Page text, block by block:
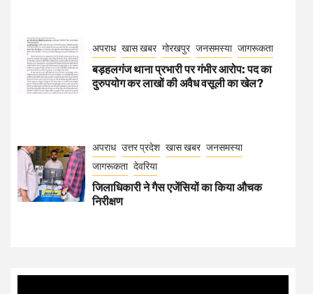
अपराध खास खबर गोरखपुर जनसमस्या जागरूकता
बड़हलगंज थाना प्रभारी पर गंभीर आरोप: पद का
दुरुपयोग कर लाखों की अवैध वसूली का खेल?
अपराध उत्तर प्रदेश खास खबर जनसमस्या
जागरूकता देवरिया
जिलाधिकारी ने गैस एजेंसियों का किया औचक
निरीक्षण